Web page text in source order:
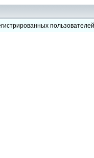
пользователей